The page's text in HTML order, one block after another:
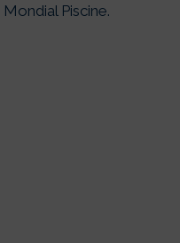
Piscine.